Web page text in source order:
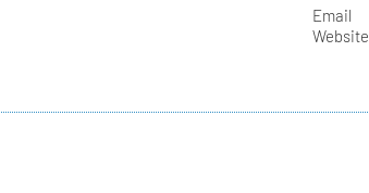
Email
Website